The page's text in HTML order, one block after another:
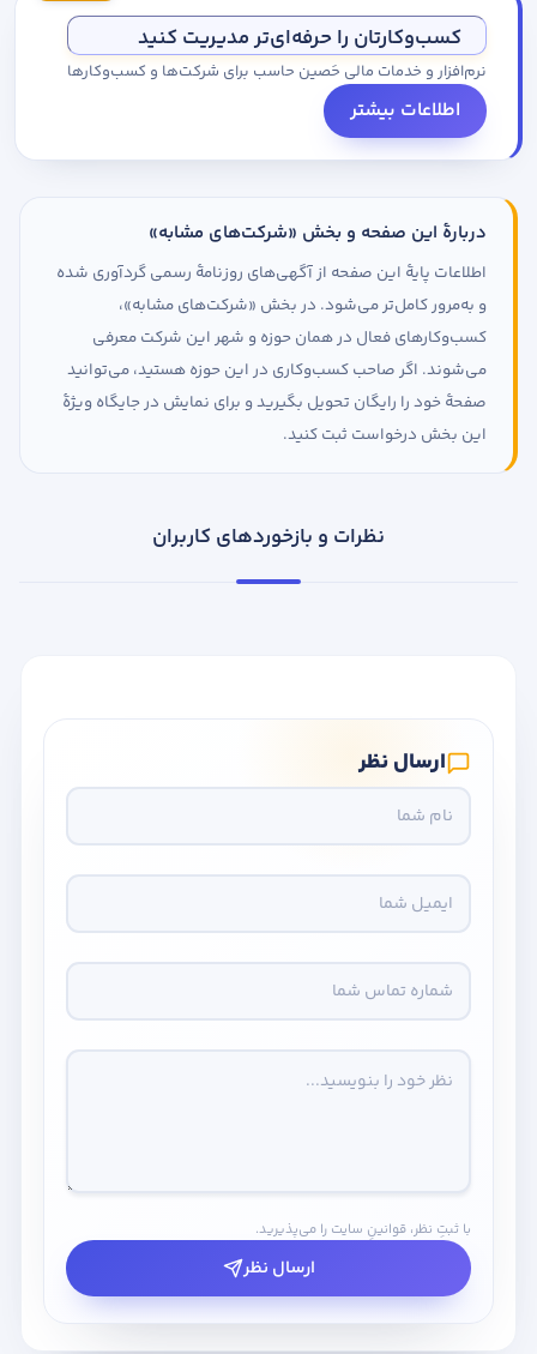
کسب‌وکارتان را حرفه‌ای‌تر مدیریت کنید
نرم‌افزار و خدمات مالی حَصین حاسب برای شرکت‌ها و کسب‌وکارها
اطلاعات بیشتر
دربارهٔ این صفحه و بخش «شرکت‌های مشابه»
اطلاعات پایهٔ این صفحه از آگهی‌های روزنامهٔ رسمی گردآوری شده
و به‌مرور کامل‌تر می‌شود. در بخش «شرکت‌های مشابه»،
کسب‌وکارهای فعال در همان حوزه و شهر این شرکت معرفی
می‌شوند. اگر صاحب کسب‌وکاری در این حوزه هستید، می‌توانید
صفحهٔ خود را رایگان تحویل بگیرید و برای نمایش در جایگاه ویژهٔ
این بخش درخواست ثبت کنید.
نظرات و بازخوردهای کاربران
ارسال نظر
با ثبتِ نظر، قوانینِ سایت را می‌پذیرید.
ارسال نظر